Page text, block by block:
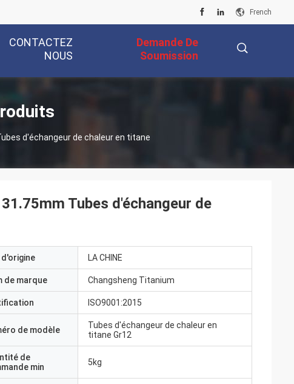
French
CONTACTEZ
NOUS
Demande De
Soumission
d'échangeur de chaleur en titane
Tubes d'échangeur de
d'origine LA CHINE
de marque Changsheng Titanium
ISO9001:2015
de modèle
Tubes d'échangeur de chaleur en
titane Gr12
de
min
5kg